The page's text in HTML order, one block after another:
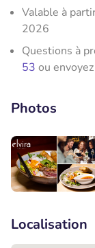
Valable à
2026
Questions à
53 ou
Photos
Localisation